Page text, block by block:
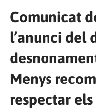
Comunicat
l’anunci del
Menys
respectar